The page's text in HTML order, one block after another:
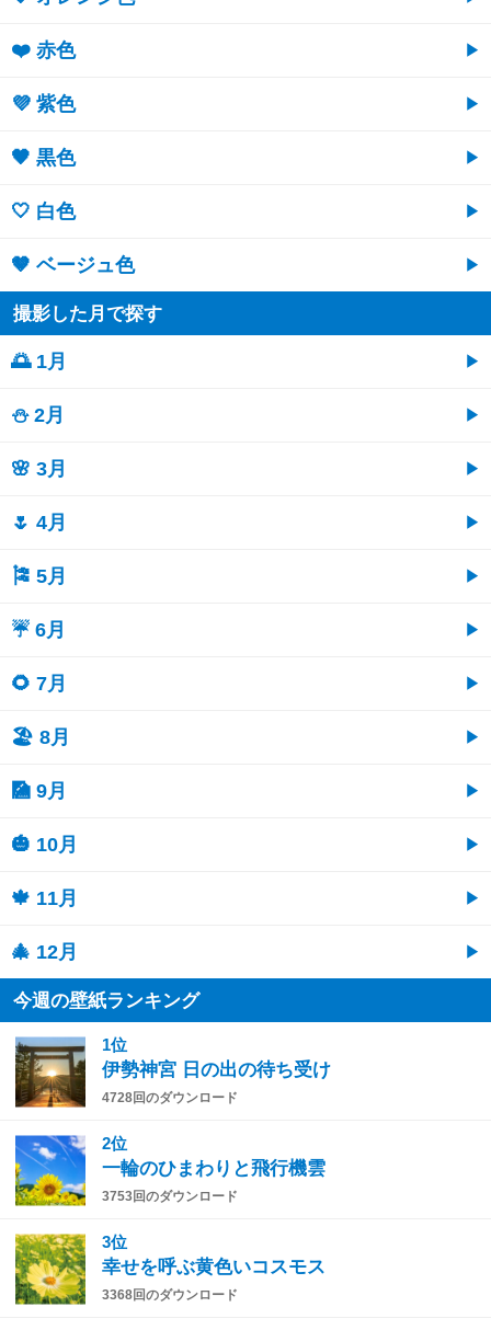
❤️ 赤色
💜 紫色
🖤 黒色
🤍 白色
🤎 ベージュ色
撮影した月で探す
🌅 1月
⛄ 2月
🌸 3月
🌷 4月
🎏 5月
☔ 6月
🌻 7月
🏖 8月
🎑 9月
🎃 10月
🍁 11月
🎄 12月
今週の壁紙ランキング
1位
伊勢神宮 日の出の待ち受け
4728回のダウンロード
2位
一輪のひまわりと飛行機雲
3753回のダウンロード
3位
幸せを呼ぶ黄色いコスモス
3368回のダウンロード